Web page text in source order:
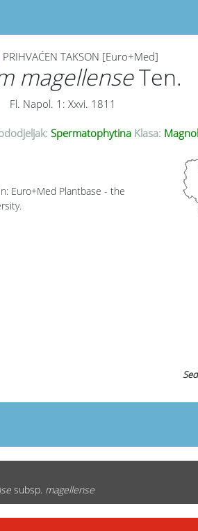
PRIHVAĆEN TAKSON [Euro+Med]
magellenseTen.
Fl. Napol. 1: Xxvi. 1811
Spermatophytina Klasa:
Euro+Med Plantbase - the
subsp. magellense